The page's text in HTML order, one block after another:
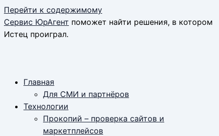
Перейти к содержимому
Сервис ЮрАгент поможет найти решения, в котором
Истец проиграл.
Главная
Для СМИ и партнёров
Технологии
Прокопий – проверка сайтов и
маркетплейсов